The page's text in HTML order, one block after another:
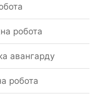
робота
авангарду
робота